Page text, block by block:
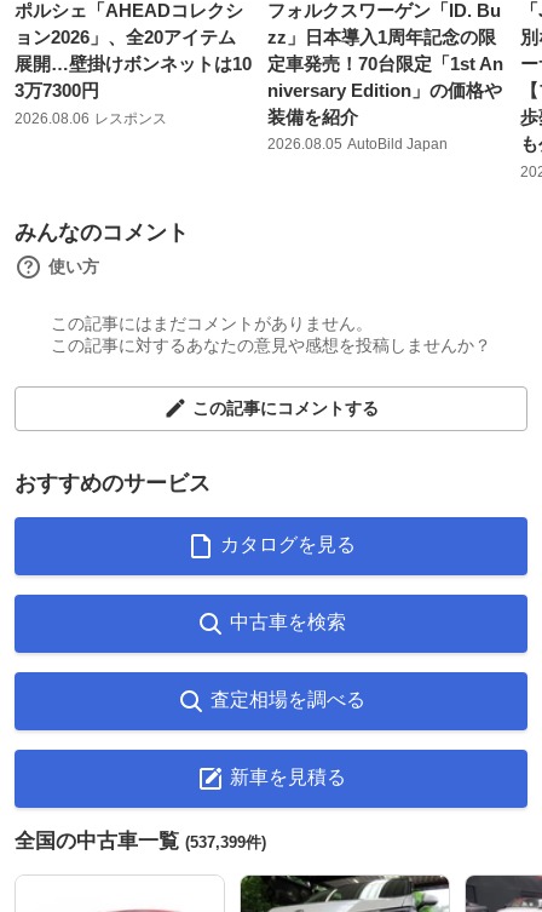
ポルシェ「AHEADコレクシ
ョン2026」、全20アイテム
展開…壁掛けボンネットは10
3万7300円
2026.08.06 レスポンス
フォルクスワーゲン「ID. Bu
zz」日本導入1周年記念の限
定車発売！70台限定「1st An
niversary Edition」の価格や
装備を紹介
2026.08.05 AutoBild Japan
歩
みんなのコメント
使い方
この記事にはまだコメントがありません。
この記事に対するあなたの意見や感想を投稿しませんか？
この記事にコメントする
おすすめのサービス
カタログを見る
中古車を検索
査定相場を調べる
新車を見積る
全国の中古車一覧 (537,399件)